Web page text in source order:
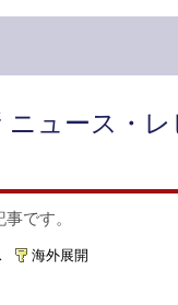
ニュース・
です。
海外展開